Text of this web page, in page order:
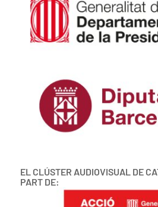
EL CLÚSTER AUDIOVISUAL DE
PART DE: